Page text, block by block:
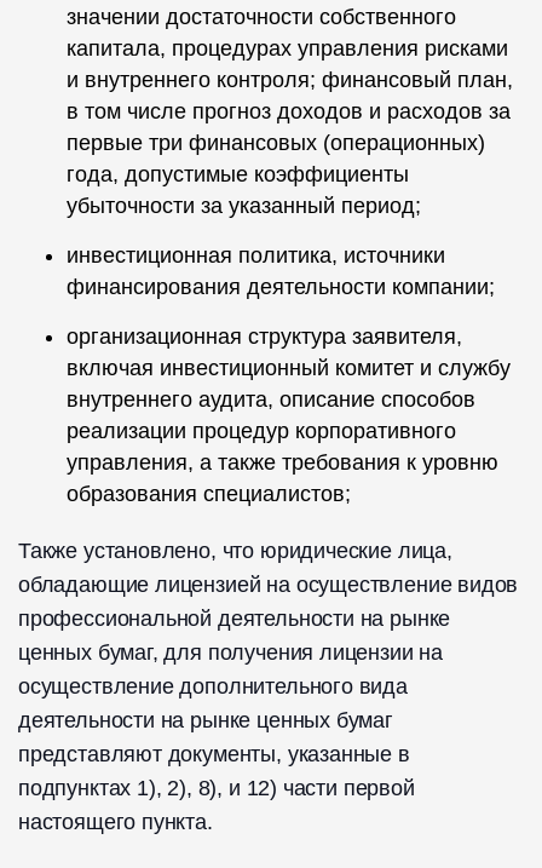
значении достаточности собственного
капитала, процедурах управления рисками
и внутреннего контроля; финансовый план,
в том числе прогноз доходов и расходов за
первые три финансовых (операционных)
года, допустимые коэффициенты
убыточности за указанный период;
инвестиционная политика, источники
финансирования деятельности компании;
организационная структура заявителя,
включая инвестиционный комитет и службу
внутреннего аудита, описание способов
реализации процедур корпоративного
управления, а также требования к уровню
образования специалистов;
Также установлено, что юридические лица,
обладающие лицензией на осуществление видов
профессиональной деятельности на рынке
ценных бумаг, для получения лицензии на
осуществление дополнительного вида
деятельности на рынке ценных бумаг
представляют документы, указанные в
подпунктах 1), 2), 8), и 12) части первой
настоящего пункта.